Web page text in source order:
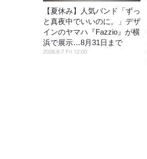
【夏休み】人気バンド「ずっ
と真夜中でいいのに。」デザ
インのヤマハ『Fazzio』が横
浜で展示…8月31日まで
2026.8.7 Fri 12:00